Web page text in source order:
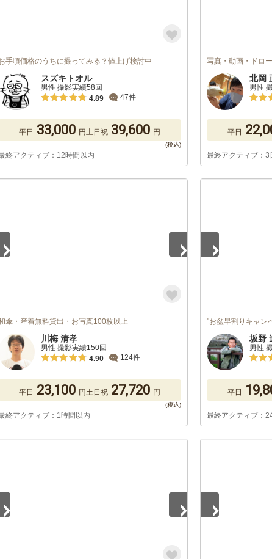
手頃価格のうちに撮ってみる？値上げ検討中
スズキトオル
男性 撮影実績58回
4.89
47件
平日 33,000 円土日祝 39,600 円
終アクティブ：12時間以内
写真・動画・ドロ
北岡
男性
平日
最終アクティブ：3
傘・産着無料貸出・お写真100枚以上
川梅 清孝
男性 撮影実績150回
4.90
124件
平日 23,100 円土日祝 27,720 円
終アクティブ：1時間以内
"お盆早割りキャン
坂野
男性
平日
最終アクティブ：